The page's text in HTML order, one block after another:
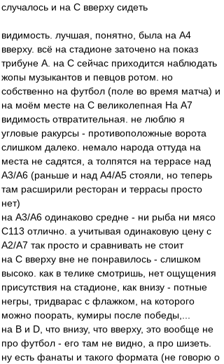
случалось и на С вверху сидеть
видимость. лучшая, понятно, была на А4
вверху. всё на стадионе заточено на показ
трибуне А. на С сейчас приходится наблюдать
жопы музыкантов и певцов ротом. но
собственно на футбол (поле во время матча) и
на моём месте на С великолепная На А7
видимость отвратительная. не люблю я
угловые ракурсы - противоположные ворота
слишком далеко. немало народа оттуда на
места не садятся, а толпятся на террасе над
А3/А6 (раньше и над A4/A5 стояли, но теперь
там расширили ресторан и террасы просто
нет)
на А3/А6 одинаково средне - ни рыба ни мясо
С113 отлично. а учитывая одинаковую цену с
А2/А7 так просто и сравнивать не стоит
на C вверху вне не понравилось - слишком
высоко. как в телике смотришь, нет ощущения
присутствия на стадионе, как внизу - потные
негры, тридварас с флажком, на которого
можно поорать, кумиры после победы,...
на B и D, что внизу, что вверху, это вообще не
про футбол - его там не видно, а про шизеть.
ну есть фанаты и такого формата (не говорю о